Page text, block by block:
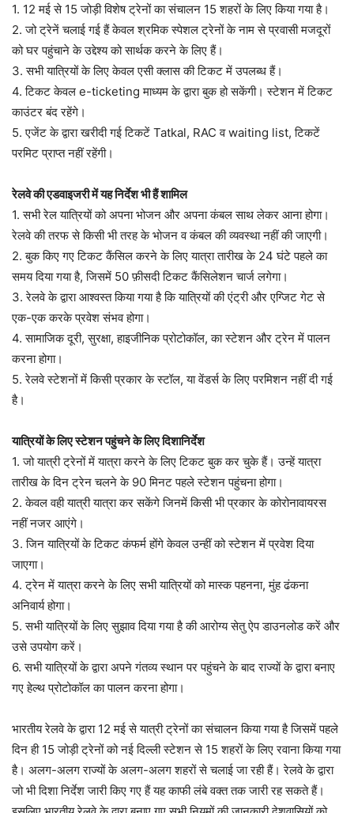
1. 12 मई से 15 जोड़ी विशेष ट्रेनों का संचालन 15 शहरों के लिए किया गया है।
2. जो ट्रेनें चलाई गई हैं केवल श्रमिक स्पेशल ट्रेनों के नाम से प्रवासी मजदूरों
को घर पहुंचाने के उद्देश्य को सार्थक करने के लिए हैं।
3. सभी यात्रियों के लिए केवल एसी क्लास की टिकट में उपलब्ध हैं।
4. टिकट केवल e-ticketing माध्यम के द्वारा बुक हो सकेंगी। स्टेशन में टिकट
काउंटर बंद रहेंगे।
5. एजेंट के द्वारा खरीदी गई टिकटें Tatkal, RAC व waiting list, टिकटें
परमिट प्राप्त नहीं रहेंगी।
रेलवे की एडवाइजरी में यह निर्देश भी हैं शामिल
1. सभी रेल यात्रियों को अपना भोजन और अपना कंबल साथ लेकर आना होगा।
रेलवे की तरफ से किसी भी तरह के भोजन व कंबल की व्यवस्था नहीं की जाएगी।
2. बुक किए गए टिकट कैंसिल करने के लिए यात्रा तारीख के 24 घंटे पहले का
समय दिया गया है, जिसमें 50 फ़ीसदी टिकट कैंसिलेशन चार्ज लगेगा।
3. रेलवे के द्वारा आश्वस्त किया गया है कि यात्रियों की एंट्री और एग्जिट गेट से
एक-एक करके प्रवेश संभव होगा।
4. सामाजिक दूरी, सुरक्षा, हाइजीनिक प्रोटोकॉल, का स्टेशन और ट्रेन में पालन
करना होगा।
5. रेलवे स्टेशनों में किसी प्रकार के स्टॉल, या वेंडर्स के लिए परमिशन नहीं दी गई
है।
यात्रियों के लिए स्टेशन पहुंचने के लिए दिशानिर्देश
1. जो यात्री ट्रेनों में यात्रा करने के लिए टिकट बुक कर चुके हैं। उन्हें यात्रा
तारीख के दिन ट्रेन चलने के 90 मिनट पहले स्टेशन पहुंचना होगा।
2. केवल वही यात्री यात्रा कर सकेंगे जिनमें किसी भी प्रकार के कोरोनावायरस
नहीं नजर आएंगे।
3. जिन यात्रियों के टिकट कंफर्म होंगे केवल उन्हीं को स्टेशन में प्रवेश दिया
जाएगा।
4. ट्रेन में यात्रा करने के लिए सभी यात्रियों को मास्क पहनना, मुंह ढंकना
अनिवार्य होगा।
5. सभी यात्रियों के लिए सुझाव दिया गया है की आरोग्य सेतु ऐप डाउनलोड करें और
उसे उपयोग करें।
6. सभी यात्रियों के द्वारा अपने गंतव्य स्थान पर पहुंचने के बाद राज्यों के द्वारा बनाए
गए हेल्थ प्रोटोकॉल का पालन करना होगा।
भारतीय रेलवे के द्वारा 12 मई से यात्री ट्रेनों का संचालन किया गया है जिसमें पहले
दिन ही 15 जोड़ी ट्रेनों को नई दिल्ली स्टेशन से 15 शहरों के लिए रवाना किया गया
है। अलग-अलग राज्यों के अलग-अलग शहरों से चलाई जा रही हैं। रेलवे के द्वारा
जो भी दिशा निर्देश जारी किए गए हैं यह काफी लंबे वक्त तक जारी रह सकते हैं।